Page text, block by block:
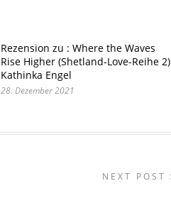
Rezension zu : Where the Waves
Rise Higher (Shetland-Love-Reihe 2)
Kathinka Engel
28. Dezember 2021
NEXT POST